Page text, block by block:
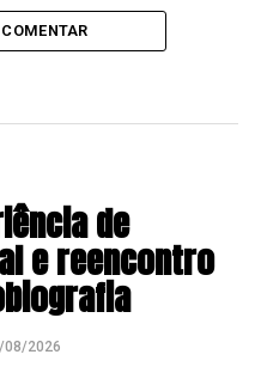
de
e reencontro
08/2026